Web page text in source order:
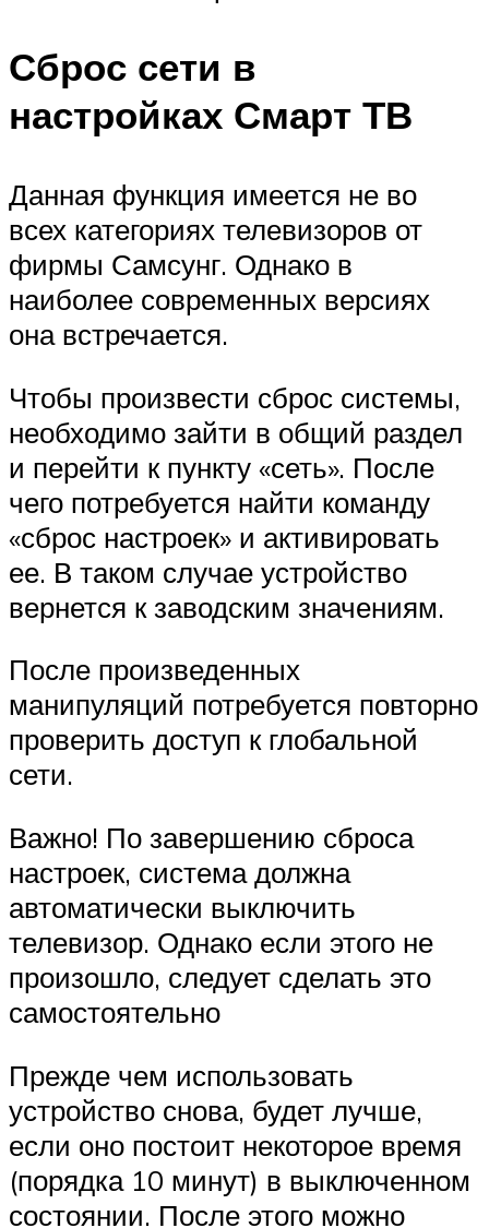
Сброс сети в
настройках Смарт ТВ
Данная функция имеется не во
всех категориях телевизоров от
фирмы Самсунг. Однако в
наиболее современных версиях
она встречается.
Чтобы произвести сброс системы,
необходимо зайти в общий раздел
и перейти к пункту «сеть». После
чего потребуется найти команду
«сброс настроек» и активировать
ее. В таком случае устройство
вернется к заводским значениям.
После произведенных
манипуляций потребуется повторно
проверить доступ к глобальной
сети.
Важно! По завершению сброса
настроек, система должна
автоматически выключить
телевизор. Однако если этого не
произошло, следует сделать это
самостоятельно
Прежде чем использовать
устройство снова, будет лучше,
если оно постоит некоторое время
(порядка 10 минут) в выключенном
состоянии. После этого можно